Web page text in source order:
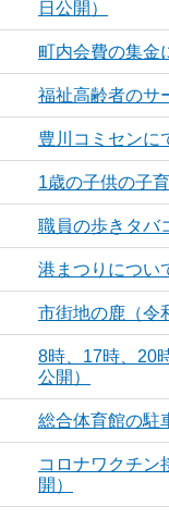
日公開）
町内会費の集金
福祉高齢者のサ
豊川コミセンに
1歳の子供の子
職員の歩きタバ
港まつりについ
市街地の鹿（令
8時、17時、20
公開）
総合体育館の駐
コロナワクチン
開）